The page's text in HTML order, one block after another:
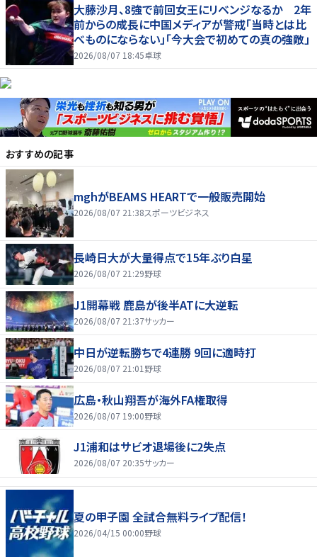
大藤沙月、8強で前回女王にリベンジなるか 2年
前からの成長に中国メディアが警戒「当時とは比
べものにならない」「今大会で初めての真の強敵」
2026/08/07 18:45卓球
おすすめの記事
mghがBEAMS HEARTで一般販売開始
2026/08/07 21:38スポーツビジネス
長崎日大が大量得点で15年ぶり白星
2026/08/07 21:29野球
J1開幕戦 鹿島が後半ATに大逆転
2026/08/07 21:37サッカー
中日が逆転勝ちで4連勝 9回に適時打
2026/08/07 21:01 野球
広島・秋山翔吾が海外FA権取得
2026/08/07 19:00野球
J1浦和はサビオ退場後に2失点
2026/08/07 20:35サッカー
夏の甲子園 全試合無料ライブ配信！
2026/04/15 00:00野球